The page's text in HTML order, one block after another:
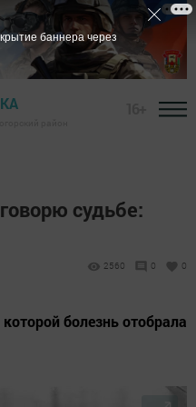
судьбе:
2560 0 0
болезнь отобрала
баннера через